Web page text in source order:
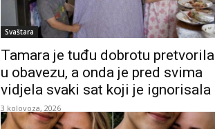
Svaštara
Tamara je tuđu dobrotu pretvorila
u obavezu, a onda je pred svima
vidjela svaki sat koji je ignorisala
3 kolovoza, 2026